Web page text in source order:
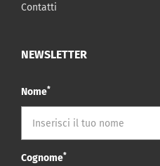
Contatti
NEWSLETTER
Nome*
Cognome*